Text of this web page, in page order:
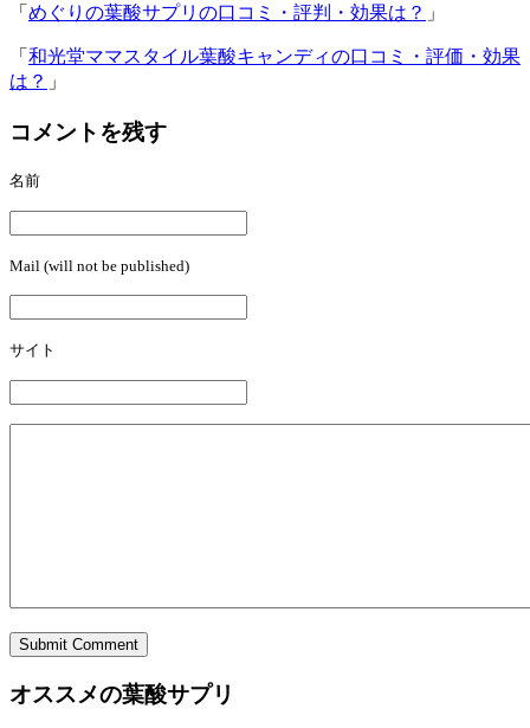
「 めぐりの葉酸サプリの口コミ・評判・効果は？ 」
「 和光堂ママスタイル葉酸キャンディの口コミ・評価・効果
は？ 」
コメントを残す
名前
Mail (will not be published)
サイト
Submit Comment
オススメの葉酸サプリ